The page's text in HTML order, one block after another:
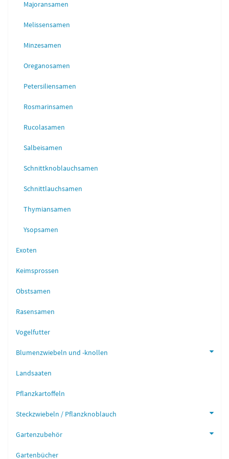
Majoransamen
Melissensamen
Minzesamen
Oreganosamen
Petersiliensamen
Rosmarinsamen
Rucolasamen
Salbeisamen
Schnittknoblauchsamen
Schnittlauchsamen
Thymiansamen
Ysopsamen
Exoten
Keimsprossen
Obstsamen
Rasensamen
Vogelfutter
Blumenzwiebeln und -knollen
Landsaaten
Pflanzkartoffeln
Steckzwiebeln / Pflanzknoblauch
Gartenzubehör
Gartenbücher